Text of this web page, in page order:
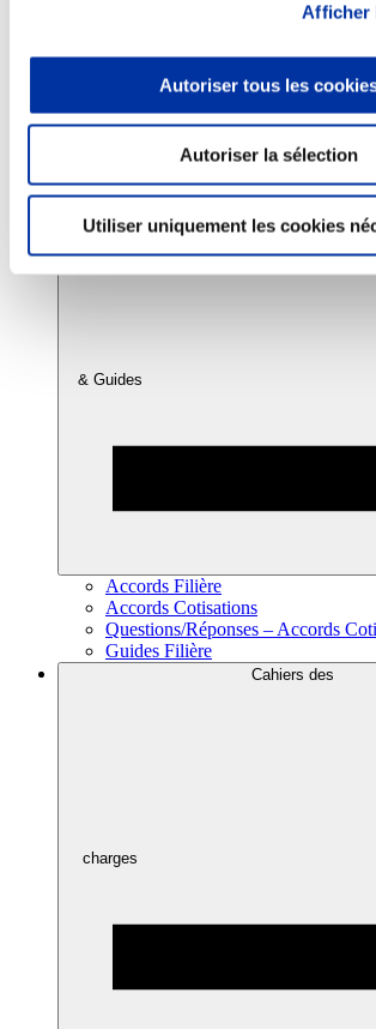
Afficher
Autoriser tous les
Autoriser la sélection
Utiliser uniquement les cookies
Consommation
Sécurité sanitaire
Juste rémunération et attractivité
Info-veille scientifique
Accords
& Guides
Accords Filière
Accords Cotisations
Questions/Réponses – Accords
Guides Filière
Cahiers des
charges